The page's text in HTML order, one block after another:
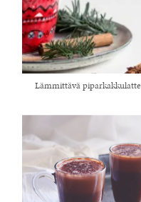
Lämmittävä piparkakkulatte